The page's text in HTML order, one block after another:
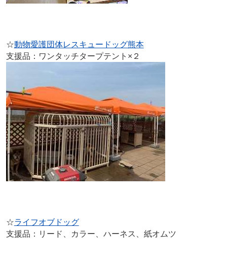
☆動物愛護団体レスキュードッグ熊本
支援品：ワンタッチタープテント×２
☆ライフオブドッグ
支援品：リード、カラー、ハーネス、紙オムツ